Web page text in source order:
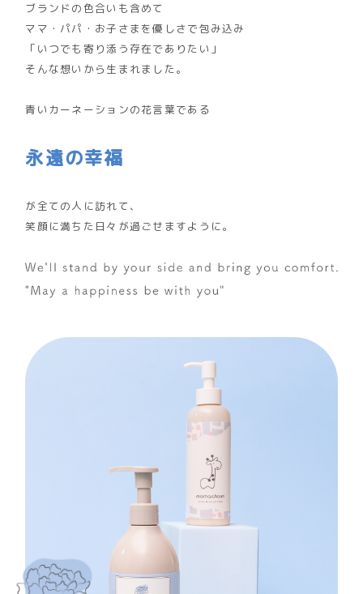
ブランドの色合いも含めて
ママ・パパ・お子さまを優しさで包み込み
「いつでも寄り添う存在でありたい」
そんな想いから生まれました。
青いカーネーションの花言葉である
永遠の幸福
が全ての人に訪れて、
笑顔に満ちた日々が過ごせますように。